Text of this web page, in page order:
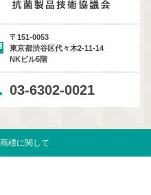
〒151-0053
東京都渋谷区代々木2-11-14
NKビル5階
03-6302-0021
商標に関して